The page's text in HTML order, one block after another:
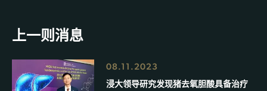
上一则消息
08.11.2023
浸大领导研究发现猪去氧胆酸具备治疗